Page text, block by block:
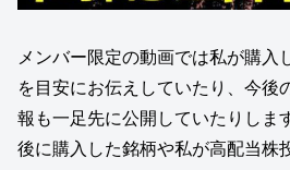
メンバー限定の動画では私が購入
を目安にお伝えしていたり、今後
報も一足先に公開していたりしま
後に購入した銘柄や私が高配当株